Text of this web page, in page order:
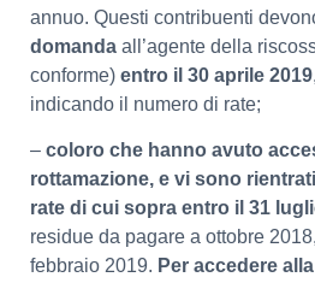
annuo. Questi contribuenti
domanda all’agente della
conforme) entro il 30 aprile 2019
indicando il numero di rate;
– coloro che hanno avuto
rottamazione, e vi sono
rate di cui sopra entro il 31
residue da pagare a ottobre
febbraio 2019. Per accedere